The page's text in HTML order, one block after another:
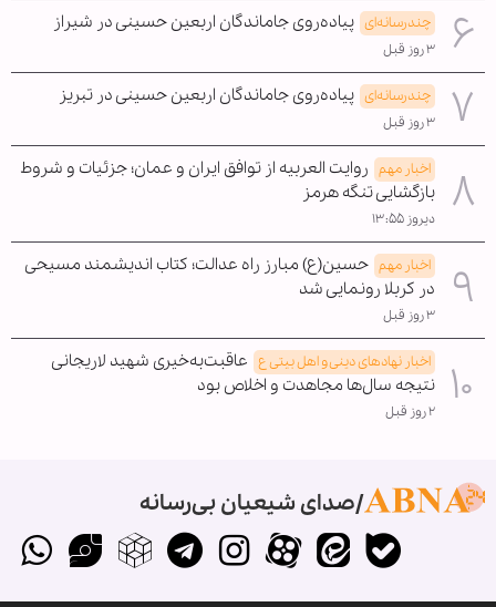
چندرسانه‌ای پیاده‌روی جاماندگان اربعین حسینی در شیراز
۳ روز قبل
چندرسانه‌ای پیاده‌روی جاماندگان اربعین حسینی در تبریز
۳ روز قبل
اخبار مهم روایت العربیه از توافق ایران و عمان؛ جزئیات و شروط
بازگشایی تنگه هرمز
دیروز ۱۳:۵۵
اخبار مهم حسین(ع) مبارز راه عدالت؛ کتاب اندیشمند مسیحی
در کربلا رونمایی شد
۳ روز قبل
اخبار نهادهای دینی و اهل بیتی ع عاقبت‌به‌خیری شهید لاریجانی
نتیجه سال‌ها مجاهدت و اخلاص بود
۲ روز قبل
صدای شیعیان بی‌رسانه